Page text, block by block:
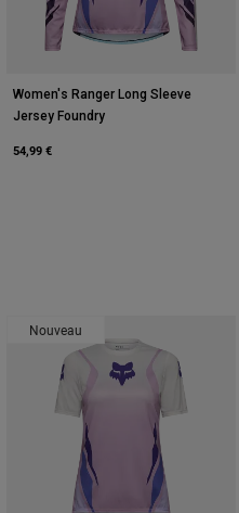
Women's Ranger Long Sleeve
Jersey Foundry
54,99 €
Nouveau